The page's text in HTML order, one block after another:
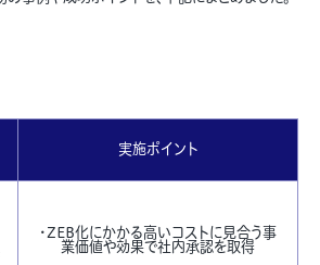
実施ポイント
・ZEB化にかかる高いコストに見合う事
業価値や効果で社内承認を取得